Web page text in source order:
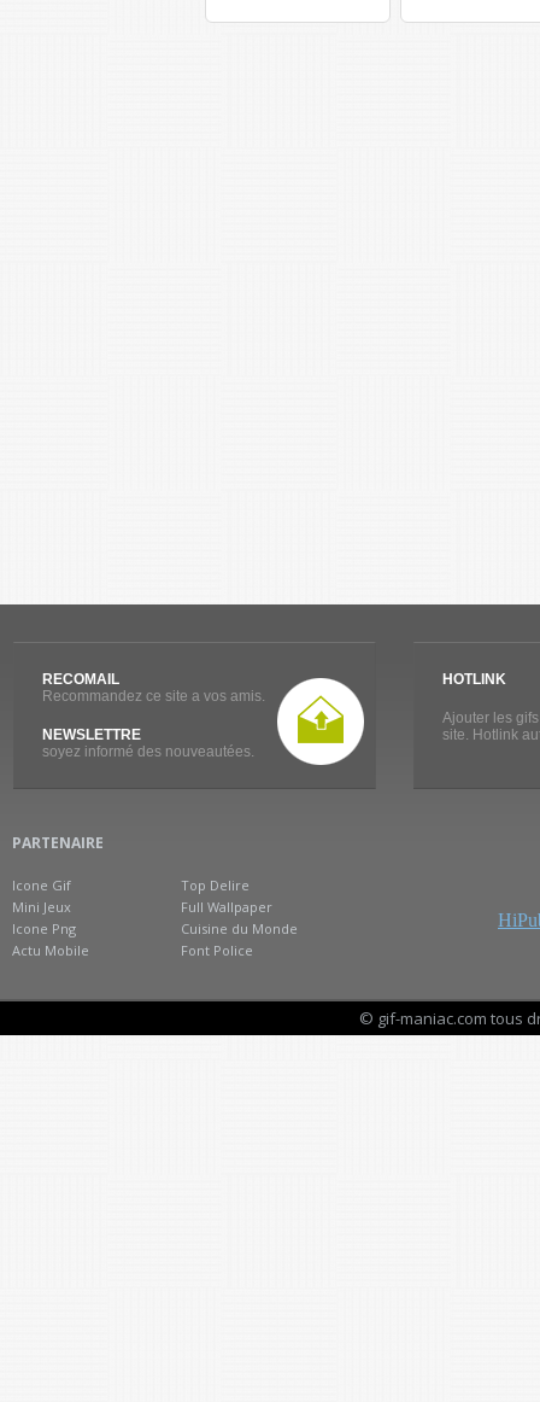
RECOMAIL
Recommandez ce site a vos amis.
NEWSLETTRE
soyez informé des nouveautées.
HOTLINK
Ajouter les
site. Hotlink
PARTENAIRE
Icone Gif
Mini Jeux
Icone Png
Actu Mobile
Top Delire
Full Wallpaper
Cuisine du Monde
Font Police
© gif-maniac.com tous